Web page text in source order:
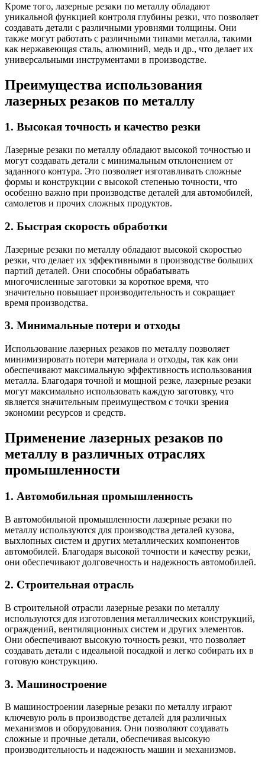
Кроме того, лазерные резаки по металлу обладают
уникальной функцией контроля глубины резки, что позволяет
создавать детали с различными уровнями толщины. Они
также могут работать с различными типами металла, такими
как нержавеющая сталь, алюминий, медь и др., что делает их
универсальными инструментами в производстве.
Преимущества использования
лазерных резаков по металлу
1. Высокая точность и качество резки
Лазерные резаки по металлу обладают высокой точностью и
могут создавать детали с минимальным отклонением от
заданного контура. Это позволяет изготавливать сложные
формы и конструкции с высокой степенью точности, что
особенно важно при производстве деталей для автомобилей,
самолетов и прочих сложных продуктов.
2. Быстрая скорость обработки
Лазерные резаки по металлу обладают высокой скоростью
резки, что делает их эффективными в производстве больших
партий деталей. Они способны обрабатывать
многочисленные заготовки за короткое время, что
значительно повышает производительность и сокращает
время производства.
3. Минимальные потери и отходы
Использование лазерных резаков по металлу позволяет
минимизировать потери материала и отходы, так как они
обеспечивают максимальную эффективность использования
металла. Благодаря точной и мощной резке, лазерные резаки
могут максимально использовать каждую заготовку, что
является значительным преимуществом с точки зрения
экономии ресурсов и средств.
Применение лазерных резаков по
металлу в различных отраслях
промышленности
1. Автомобильная промышленность
В автомобильной промышленности лазерные резаки по
металлу используются для производства деталей кузова,
выхлопных систем и других металлических компонентов
автомобилей. Благодаря высокой точности и качеству резки,
они обеспечивают долговечность и надежность автомобилей.
2. Строительная отрасль
В строительной отрасли лазерные резаки по металлу
используются для изготовления металлических конструкций,
ограждений, вентиляционных систем и других элементов.
Они обеспечивают высокую точность резки, что позволяет
создавать детали с идеальной посадкой и легко собирать их в
готовую конструкцию.
3. Машиностроение
В машиностроении лазерные резаки по металлу играют
ключевую роль в производстве деталей для различных
механизмов и оборудования. Они позволяют создавать
сложные и прочные детали, обеспечивая высокую
производительность и надежность машин и механизмов.